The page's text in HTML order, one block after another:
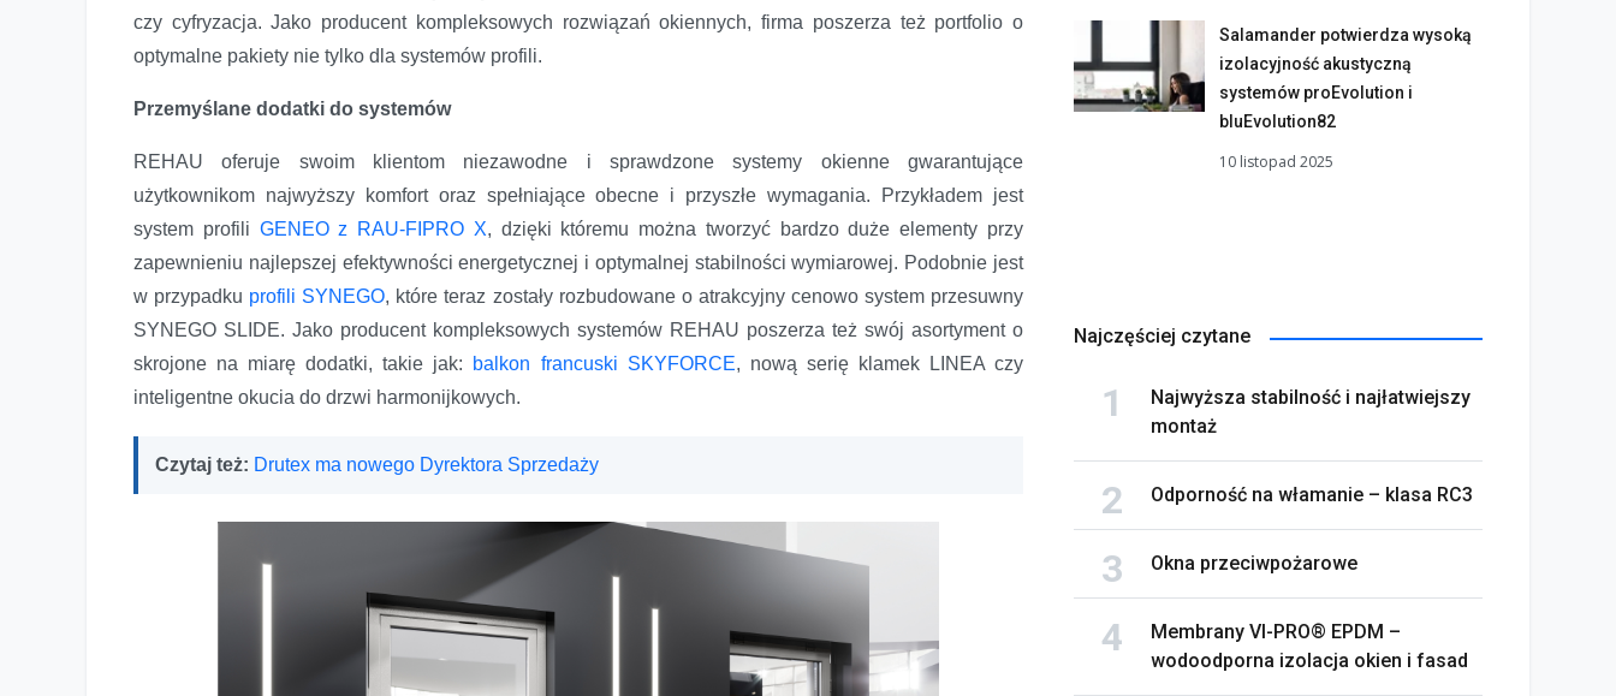
czy cyfryzacja. Jako producent kompleksowych rozwiązań okiennych, firma poszerza też portfolio o
optymalne pakiety nie tylko dla systemów profili.
Przemyślane dodatki do systemów
REHAU oferuje swoim klientom niezawodne i sprawdzone systemy okienne gwarantujące
użytkownikom najwyższy komfort oraz spełniające obecne i przyszłe wymagania. Przykładem jest
system profili GENEO z RAU-FIPRO X, dzięki któremu można tworzyć bardzo duże elementy przy
zapewnieniu najlepszej efektywności energetycznej i optymalnej stabilności wymiarowej. Podobnie jest
w przypadku profili SYNEGO, które teraz zostały rozbudowane o atrakcyjny cenowo system przesuwny
SYNEGO SLIDE. Jako producent kompleksowych systemów REHAU poszerza też swój asortyment o
skrojone na miarę dodatki, takie jak: balkon francuski SKYFORCE, nową serię klamek LINEA czy
inteligentne okucia do drzwi harmonijkowych.
Czytaj też: Drutex ma nowego Dyrektora Sprzedaży
Salamander potwierdza wysoką
izolacyjność akustyczną
systemów proEvolution i
bluEvolution82
10 listopad 2025
Najczęściej czytane
Najwyższa stabilność i najłatwiejszy
montaż
Odporność na włamanie – klasa RC3
Okna przeciwpożarowe
Membrany VI-PRO® EPDM –
wodoodporna izolacja okien i fasad